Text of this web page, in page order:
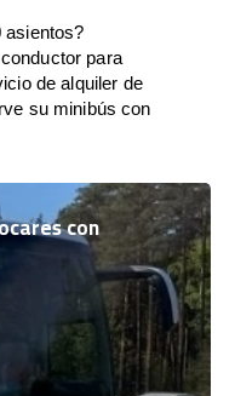
asientos?
para
de alquiler de
su minibús con
con